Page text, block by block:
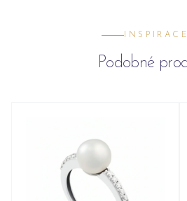
INSPIRACE
Podobné